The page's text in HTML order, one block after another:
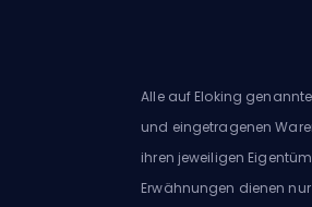
Alle auf Eloking
und eingetragenen
ihren jeweiligen
Erwähnungen dienen